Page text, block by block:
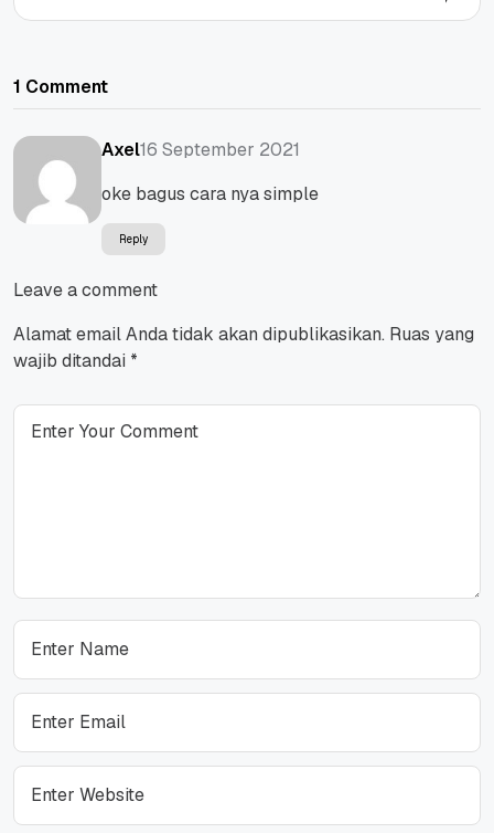
1 Comment
Axel16 September 2021
oke bagus cara nya simple
Reply
Leave a comment
Alamat email Anda tidak akan dipublikasikan. Ruas yang
wajib ditandai *